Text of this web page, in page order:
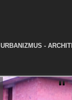
URBANIZMUS -